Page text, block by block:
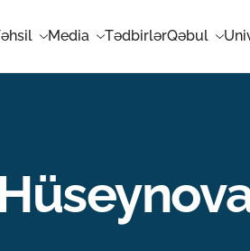
Media TədbirlərQəbul